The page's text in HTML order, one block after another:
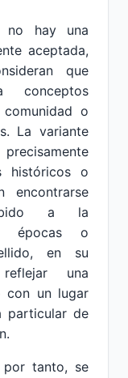
no hay una
aceptada,
que
conceptos
o
La variante
históricos o
encontrarse
a la
épocas o
en su
una
con un lugar
particular de
por tanto, se